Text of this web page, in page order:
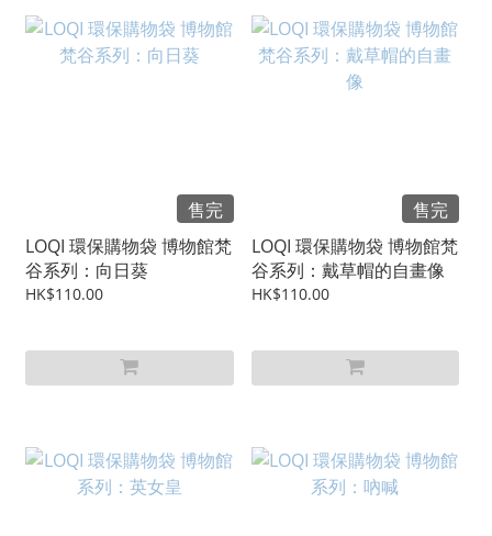
售完
LOQI 環保購物袋 博物館梵
谷系列：向日葵
HK$110.00
售完
LOQI 環保購物袋 博物館梵
谷系列：戴草帽的自畫像
HK$110.00